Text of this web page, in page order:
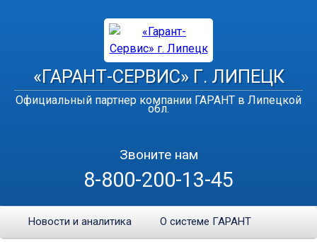
«ГАРАНТ-СЕРВИС» Г. ЛИПЕЦК
Официальный партнер компании ГАРАНТ в Липецкой
обл.
Звоните нам
8-800-200-13-45
Новости и аналитика О системе ГАРАНТ